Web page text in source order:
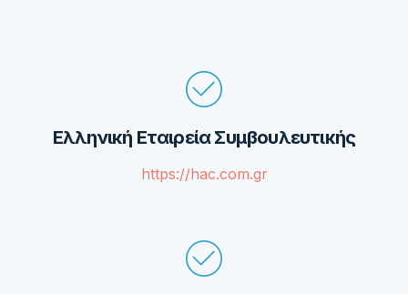
Ελληνική Εταιρεία Συμβουλευτικής
https://hac.com.gr